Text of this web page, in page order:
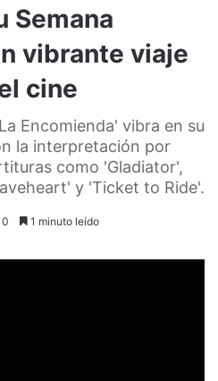
Semana
vibrante viaje
cine
Encomienda' vibra en su
la interpretación por
como 'Gladiator',
y 'Ticket to Ride'.
0 1 minuto leído